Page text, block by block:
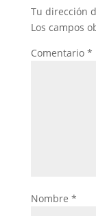
Tu dirección
Los campos
Comentario *
Nombre *